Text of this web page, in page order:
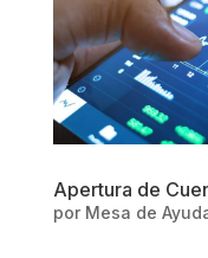
Apertura de
por Mesa de